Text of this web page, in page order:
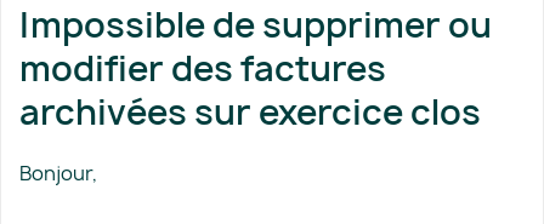
Impossible de supprimer ou
modifier des factures
archivées sur exercice clos
Bonjour,